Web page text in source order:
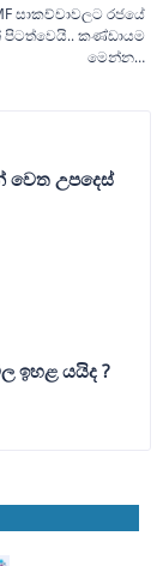
සාකච්චාවලට රජයේ
කණ්ඩායම
මෙන්න…
වෙත උපදෙස්
ඉහළ යයිද ?